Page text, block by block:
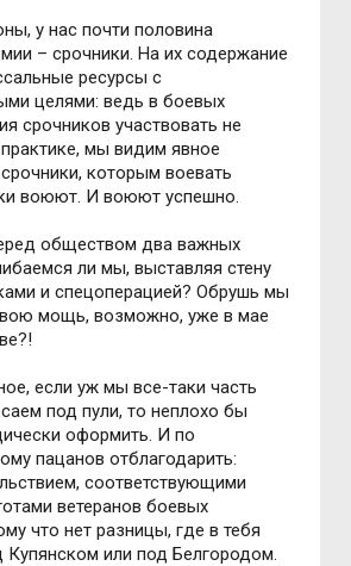
у нас почти половина
– срочники. На их содержание
ресурсы с
целями: ведь в боевых
срочников участвовать не
мы видим явное
которым воевать
воюют. И воюют успешно.
обществом два важных
ли мы, выставляя стену
и спецоперацией? Обрушь мы
мощь, возможно, уже в мае
если уж мы все-таки часть
под пули, то неплохо бы
оформить. И по
пацанов отблагодарить:
соответствующими
ветеранов боевых
что нет разницы, где в тебя
Купянском или под Белгородом.